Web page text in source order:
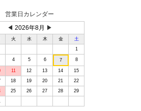
営業日カレンダー
◀ 2026年8月 ▶
火 水 木 金
土
1
4 5 6 7 8
11 12 13 14
15
18 19 20 21
22
25 26 27 28
29